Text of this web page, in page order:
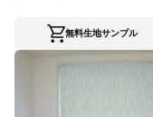
無料生地サンプル